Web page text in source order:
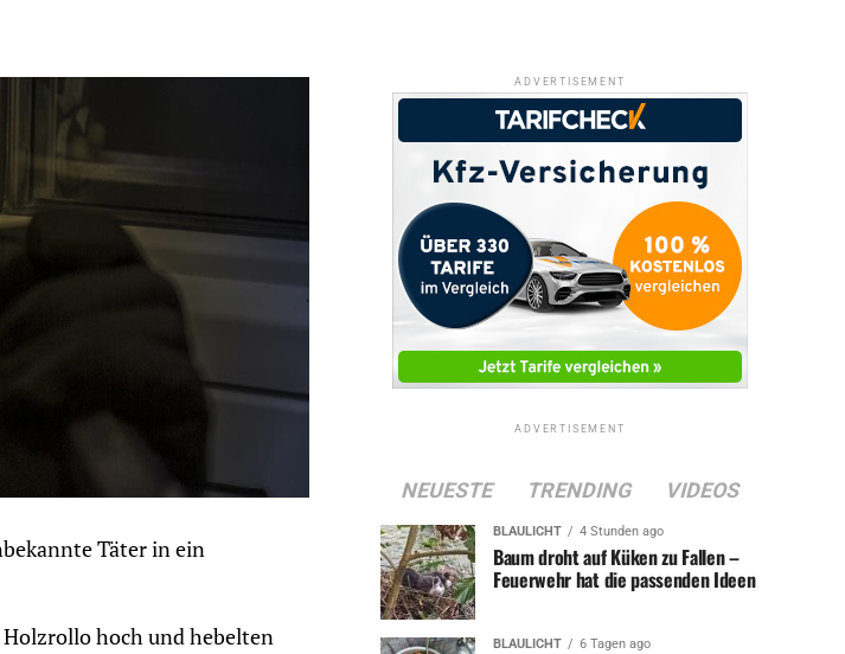
Täter in ein
Holzrollo hoch und hebelten
ADVERTISEMENT
ADVERTISEMENT
NEUESTE TRENDING VIDEOS
BLAULICHT 4 Stunden ago
Baum droht auf Küken zu Fallen –
Feuerwehr hat die passenden Ideen
BLAULICHT 6 Tagen ago